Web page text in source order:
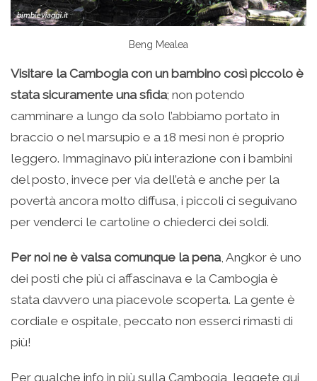
Beng Mealea
Visitare la Cambogia con un bambino così piccolo è
stata sicuramente una sfida; non potendo
camminare a lungo da solo l’abbiamo portato in
braccio o nel marsupio e a 18 mesi non è proprio
leggero. Immaginavo più interazione con i bambini
del posto, invece per via dell’età e anche per la
povertà ancora molto diffusa, i piccoli ci seguivano
per venderci le cartoline o chiederci dei soldi.
Per noi ne è valsa comunque la pena, Angkor è uno
dei posti che più ci affascinava e la Cambogia è
stata davvero una piacevole scoperta. La gente è
cordiale e ospitale, peccato non esserci rimasti di
più!
Per qualche info in più sulla Cambogia, leggete qui